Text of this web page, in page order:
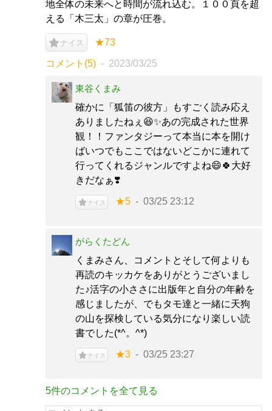
地全体の未来へと時間が流れ込む。１００頁を超
える「木三太」の章が圧巻。
ナイス ★73
コメント(5) 2023/03/25
東谷くまみ
確かに「狐笛の彼方」もすごく読み応え
ありましたねぇ😆✨あの完成された世界
観！！ファンタジーって本当に本を開け
ばいつでもここではないどこかに連れて
行ってくれるジャンルですよね😄🍀大好
きだなぁ❣️
ナイス ★5 03/25 23:12
がらくたどん
くまみさん、コメントとそして何よりも
再読のキッカケをありがとうございまし
た♪活字の小ささに出版年と自分の年齢を
感じましたが、でもタモ達と一緒に天狗
の山を探検している気分になり楽しい読
書でした(*^。^*)
ナイス ★3 03/25 23:27
5件のコメントを全て見る